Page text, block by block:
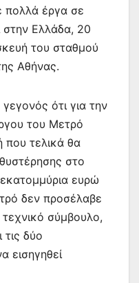
πολλά έργα σε
Ελλάδα, 20
του σταθμού
Αθήνας.
ότι για την
του Μετρό
που τελικά θα
στο
ευρώ
δεν προσέλαβε
σύμβουλο,
δύο
εισηγηθεί